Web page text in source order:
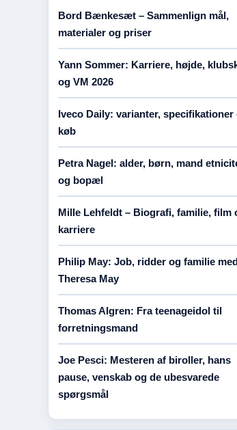
Bord Bænkesæt – Sammenlign mål,
materialer og priser
Yann Sommer: Karriere, højde,
og VM 2026
Iveco Daily: varianter, specifikationer
køb
Petra Nagel: alder, børn, mand
og bopæl
Mille Lehfeldt – Biografi, familie, film
karriere
Philip May: Job, ridder og familie
Theresa May
Thomas Algren: Fra teenageidol til
forretningsmand
Joe Pesci: Mesteren af biroller, hans
pause, venskab og de ubesvarede
spørgsmål